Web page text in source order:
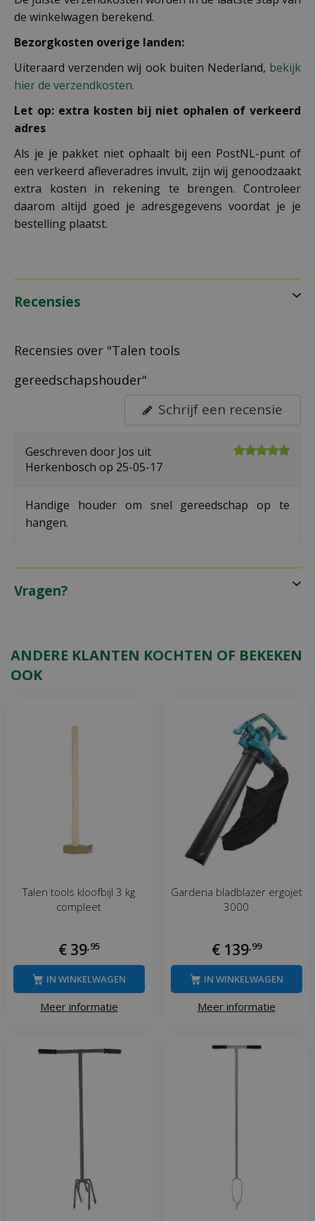
de winkelwagen berekend.
Bezorgkosten overige landen:
Uiteraard verzenden wij ook buiten Nederland, bekijk
hier de verzendkosten.
Let op: extra kosten bij niet ophalen of verkeerd
adres
Als je je pakket niet ophaalt bij een PostNL-punt of
een verkeerd afleveradres invult, zijn wij genoodzaakt
extra kosten in rekening te brengen. Controleer
daarom altijd goed je adresgegevens voordat je je
bestelling plaatst.
Recensies
Recensies over "Talen tools
gereedschapshouder"
Schrijf een recensie
Geschreven door Jos uit
Herkenbosch op 25-05-17
Handige houder om snel gereedschap op te
hangen.
Vragen?
ANDERE KLANTEN KOCHTEN OF BEKEKEN
OOK
Talen tools kloofbijl 3 kg
compleet
€ 39,95
Meer informatie
IN WINKELWAGEN
Gardena bladblazer ergojet
3000
€ 139,99
Meer informatie
IN WINKELWAGEN